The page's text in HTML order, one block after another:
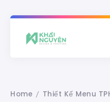
Home / Thiết Kế Menu